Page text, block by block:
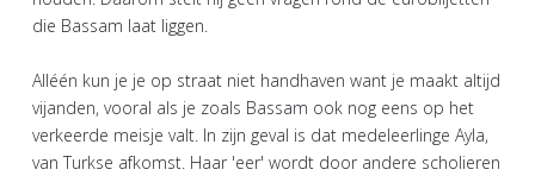
die Bassam laat liggen.
Alléén kun je je op straat niet handhaven want je maakt altijd
vijanden, vooral als je zoals Bassam ook nog eens op het
verkeerde meisje valt. In zijn geval is dat medeleerlinge Ayla,
van Turkse afkomst. Haar 'eer' wordt door andere scholieren